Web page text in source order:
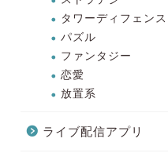
タワーディフェンス
パズル
ファンタジー
恋愛
放置系
ライブ配信アプリ